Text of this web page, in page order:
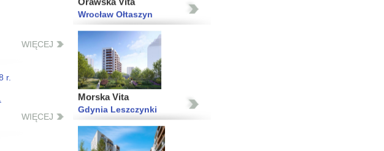
WIĘCEJ
WIĘCEJ
Morska Vita
Gdynia Leszczynki